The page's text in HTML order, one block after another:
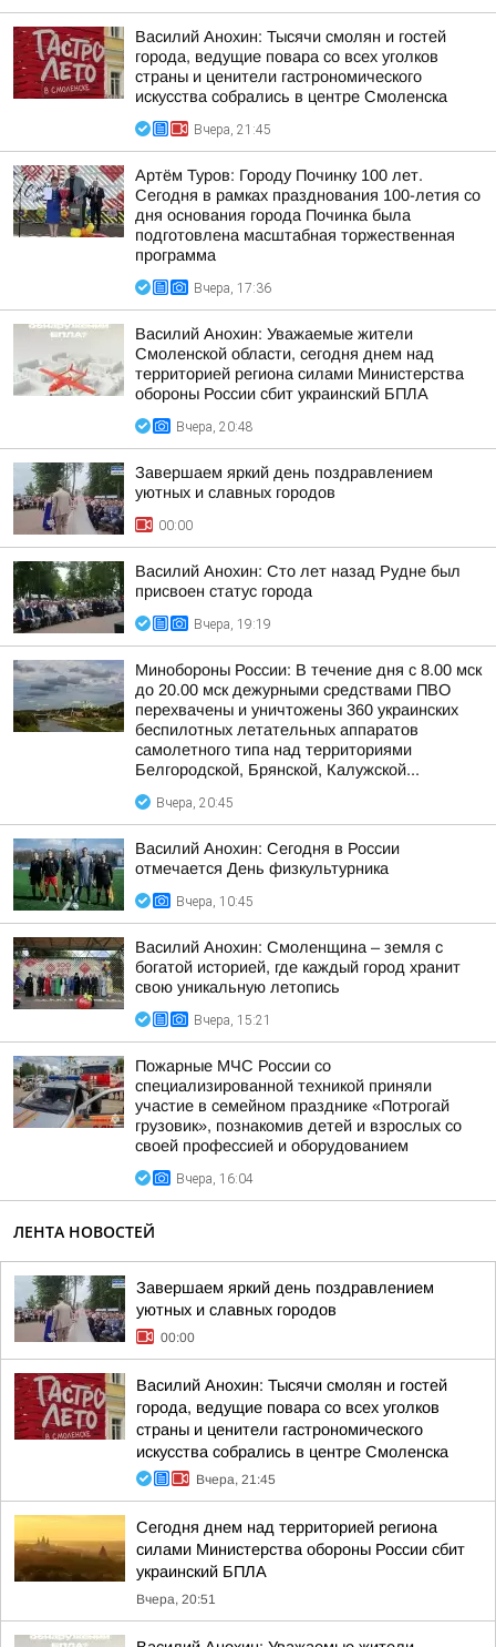
Василий Анохин: Тысячи смолян и гостей
города, ведущие повара со всех уголков
страны и ценители гастрономического
искусства собрались в центре Смоленска
Вчера, 21:45
Артём Туров: Городу Починку 100 лет.
Сегодня в рамках празднования 100-летия со
дня основания города Починка была
подготовлена масштабная торжественная
программа
Вчера, 17:36
Василий Анохин: Уважаемые жители
Смоленской области, сегодня днем над
территорией региона силами Министерства
обороны России сбит украинский БПЛА
Вчера, 20:48
Завершаем яркий день поздравлением
уютных и славных городов
00:00
Василий Анохин: Сто лет назад Рудне был
присвоен статус города
Вчера, 19:19
Минобороны России: В течение дня с 8.00 мск
до 20.00 мск дежурными средствами ПВО
перехвачены и уничтожены 360 украинских
беспилотных летательных аппаратов
самолетного типа над территориями
Белгородской, Брянской, Калужской...
Вчера, 20:45
Василий Анохин: Сегодня в России
отмечается День физкультурника
Вчера, 10:45
Василий Анохин: Смоленщина – земля с
богатой историей, где каждый город хранит
свою уникальную летопись
Вчера, 15:21
Пожарные МЧС России со
специализированной техникой приняли
участие в семейном празднике «Потрогай
грузовик», познакомив детей и взрослых со
своей профессией и оборудованием
Вчера, 16:04
ЛЕНТА НОВОСТЕЙ
Завершаем яркий день поздравлением
уютных и славных городов
00:00
Василий Анохин: Тысячи смолян и гостей
города, ведущие повара со всех уголков
страны и ценители гастрономического
искусства собрались в центре Смоленска
Вчера, 21:45
Сегодня днем над территорией региона
силами Министерства обороны России сбит
украинский БПЛА
Вчера, 20:51